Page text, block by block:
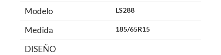
Modelo LS288
Medida 185/65R15
DISEÑO